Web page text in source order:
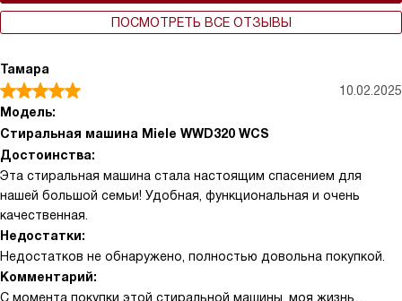
ПОСМОТРЕТЬ ВСЕ ОТЗЫВЫ
Тамара
10.02.2025
Модель:
Стиральная машина Miele WWD320 WCS
Достоинства:
Эта стиральная машина стала настоящим спасением для
нашей большой семьи! Удобная, функциональная и очень
качественная.
Недостатки:
Недостатков не обнаружено, полностью довольна покупкой.
Комментарий:
С момента покупки этой стиральной машины, моя жизнь